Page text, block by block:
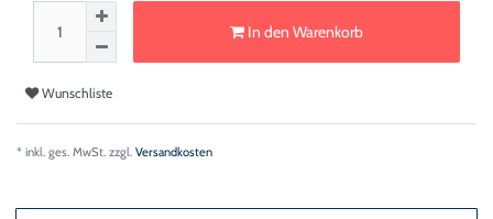
In den Warenkorb
Wunschliste
* inkl. ges. MwSt. zzgl. Versandkosten